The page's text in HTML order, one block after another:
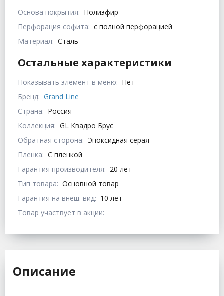
Основа покрытия: Полиэфир
Перфорация софита: с полной перфорацией
Материал: Сталь
Остальные характеристики
Показывать элемент в меню: Нет
Бренд: Grand Line
Страна: Россия
Коллекция: GL Квадро Брус
Обратная сторона: Эпоксидная серая
Пленка: С пленкой
Гарантия производителя: 20 лет
Тип товара: Основной товар
Гарантия на внеш. вид: 10 лет
Товар участвует в акции:
Описание